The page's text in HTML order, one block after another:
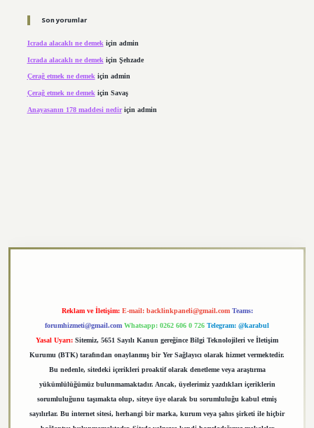
Son yorumlar
Icrada alacaklı ne demek için admin
Icrada alacaklı ne demek için Şehzade
Çerağ etmek ne demekiçin admin
Çerağ etmek ne demek için Savaş
Anayasanın 178 maddesi nediriçin admin
Reklam ve İletişim: E-mail: backlinkpaneli@gmail.com Teams:
forumhizmeti@gmail.com Whatsapp: 0262 606 0 726 Telegram: @karabul
Yasal Uyarı: Sitemiz, 5651 Sayılı Kanun gereğince Bilgi Teknolojileri ve İletişim
Kurumu (BTK) tarafından onaylanmış bir Yer Sağlayıcı olarak hizmet vermektedir.
Bu nedenle, sitedeki içerikleri proaktif olarak denetleme veya araştırma
yükümlülüğümüz bulunmamaktadır. Ancak, üyelerimiz yazdıkları içeriklerin
sorumluluğunu taşımakta olup, siteye üye olarak bu sorumluluğu kabul etmiş
sayılırlar. Bu internet sitesi, herhangi bir marka, kurum veya şahıs şirketi ile hiçbir